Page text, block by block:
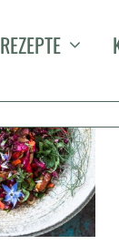
REZEPTE